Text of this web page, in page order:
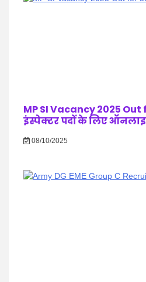
MP SI Vacancy 2025
इंस्पेक्टर पदों के लिए
08/10/2025